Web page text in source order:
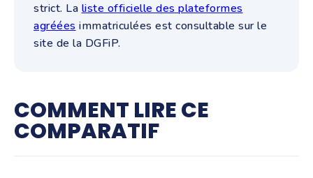
strict. La liste officielle des plateformes
agréées immatriculées est consultable sur le
site de la DGFiP.
COMMENT LIRE CE
COMPARATIF